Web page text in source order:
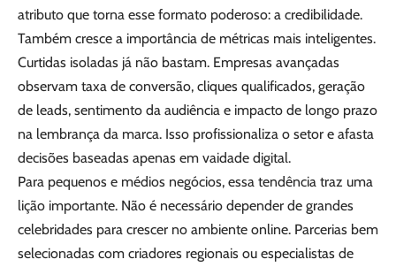
atributo que torna esse formato poderoso: a credibilidade.
Também cresce a importância de métricas mais inteligentes.
Curtidas isoladas já não bastam. Empresas avançadas
observam taxa de conversão, cliques qualificados, geração
de leads, sentimento da audiência e impacto de longo prazo
na lembrança da marca. Isso profissionaliza o setor e afasta
decisões baseadas apenas em vaidade digital.
Para pequenos e médios negócios, essa tendência traz uma
lição importante. Não é necessário depender de grandes
celebridades para crescer no ambiente online. Parcerias bem
selecionadas com criadores regionais ou especialistas de